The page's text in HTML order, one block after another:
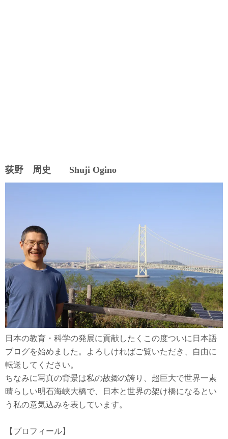
荻野 周史 Shuji Ogino
日本の教育・科学の発展に貢献したくこの度ついに日本語
ブログを始めました。よろしければご覧いただき、自由に
転送してください。
ちなみに写真の背景は私の故郷の誇り、超巨大で世界一素
晴らしい明石海峡大橋で、日本と世界の架け橋になるとい
う私の意気込みを表しています。
【プロフィール】